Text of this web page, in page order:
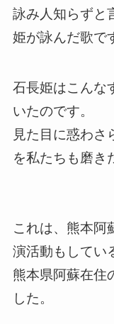
詠み人知らずと
姫が詠んだ歌で
石長姫はこんな
いたのです。
見た目に惑わさ
を私たちも磨き
これは、熊本
演活動もしてい
熊本県阿蘇在住
した。